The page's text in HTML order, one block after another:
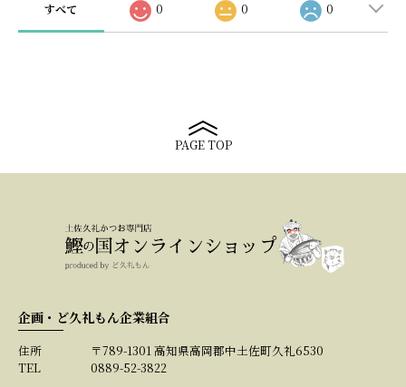
すべて 0 0 0
PAGE TOP
企画・ど久礼もん企業組合
住所
〒789-1301 高知県高岡郡中土佐町久礼6530
TEL
0889-52-3822